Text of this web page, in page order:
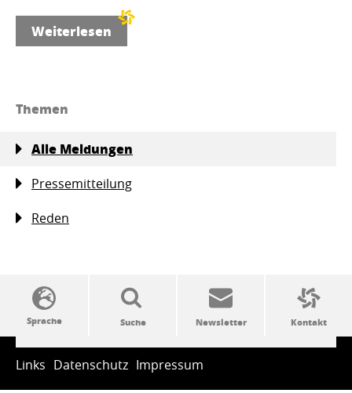
Weiterlesen
Themen
Alle Meldungen
Pressemitteilung
Reden
SSW-Politik von A bis Z
Links Datenschutz Impressum